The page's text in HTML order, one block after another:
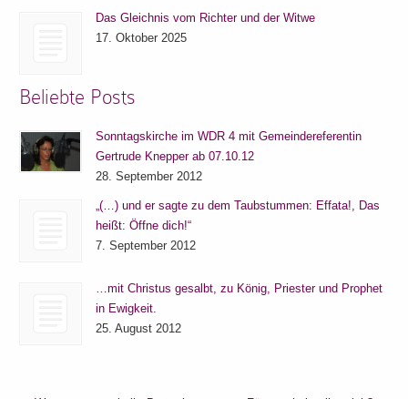
Das Gleichnis vom Richter und der Witwe
17. Oktober 2025
Beliebte Posts
Sonntagskirche im WDR 4 mit Gemeindereferentin
Gertrude Knepper ab 07.10.12
28. September 2012
„(…) und er sagte zu dem Taubstummen: Effata!, Das
heißt: Öffne dich!“
7. September 2012
…mit Christus gesalbt, zu König, Priester und Prophet
in Ewigkeit.
25. August 2012